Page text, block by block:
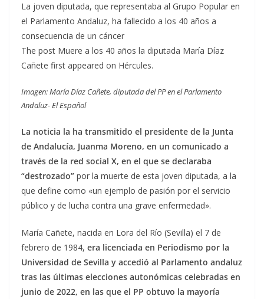
La joven diputada, que representaba al Grupo Popular en
el Parlamento Andaluz, ha fallecido a los 40 años a
consecuencia de un cáncer
The post Muere a los 40 años la diputada María Díaz
Cañete first appeared on Hércules.
Imagen: María Díaz Cañete, diputada del PP en el Parlamento
Andaluz- El Español
La noticia la ha transmitido el presidente de la Junta
de Andalucía, Juanma Moreno, en un comunicado a
través de la red social X, en el que se declaraba
“destrozado” por la muerte de esta joven diputada, a la
que define como «un ejemplo de pasión por el servicio
público y de lucha contra una grave enfermedad».
María Cañete, nacida en Lora del Río (Sevilla) el 7 de
febrero de 1984, era licenciada en Periodismo por la
Universidad de Sevilla y accedió al Parlamento andaluz
tras las últimas elecciones autonómicas celebradas en
junio de 2022, en las que el PP obtuvo la mayoría